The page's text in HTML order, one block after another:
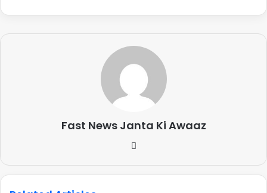
Fast News Janta Ki Awaaz